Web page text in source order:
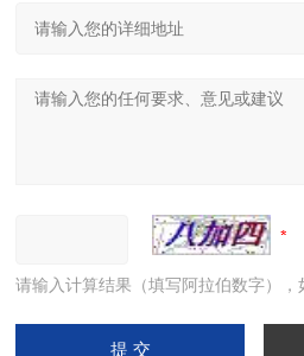
请输入计算结果（填写阿拉伯数字），